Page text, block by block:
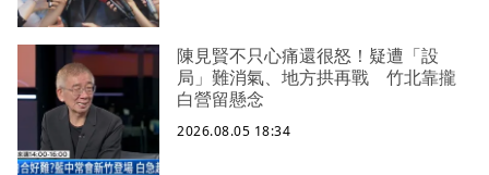
陳見賢不只心痛還很怒！疑遭「設
局」難消氣、地方拱再戰 竹北靠攏
白營留懸念
2026.08.05 18:34